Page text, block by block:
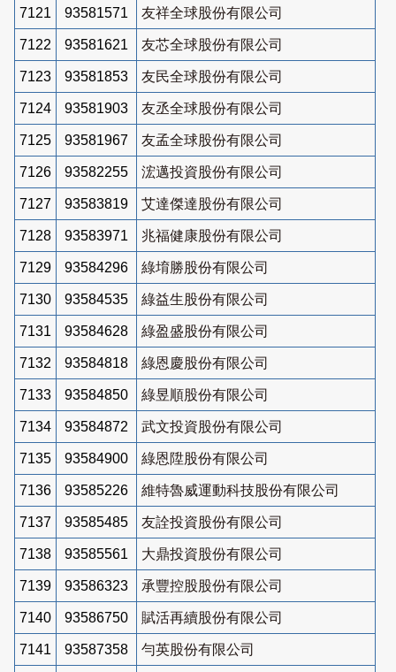
7121 93581571 友祥全球股份有限公司
7122 93581621 友芯全球股份有限公司
7123 93581853 友民全球股份有限公司
7124 93581903 友丞全球股份有限公司
7125 93581967 友孟全球股份有限公司
7126 93582255 浤邁投資股份有限公司
7127 93583819 艾達傑達股份有限公司
7128 93583971 兆福健康股份有限公司
7129 93584296 綠堉勝股份有限公司
7130 93584535 綠益生股份有限公司
7131 93584628 綠盈盛股份有限公司
7132 93584818 綠恩慶股份有限公司
7133 93584850 綠昱順股份有限公司
7134 93584872 武文投資股份有限公司
7135 93584900 綠恩陞股份有限公司
7136 93585226 維特魯威運動科技股份有限公司
7137 93585485 友詮投資股份有限公司
7138 93585561 大鼎投資股份有限公司
7139 93586323 承豐控股股份有限公司
7140 93586750 賦活再續股份有限公司
7141 93587358 勻英股份有限公司